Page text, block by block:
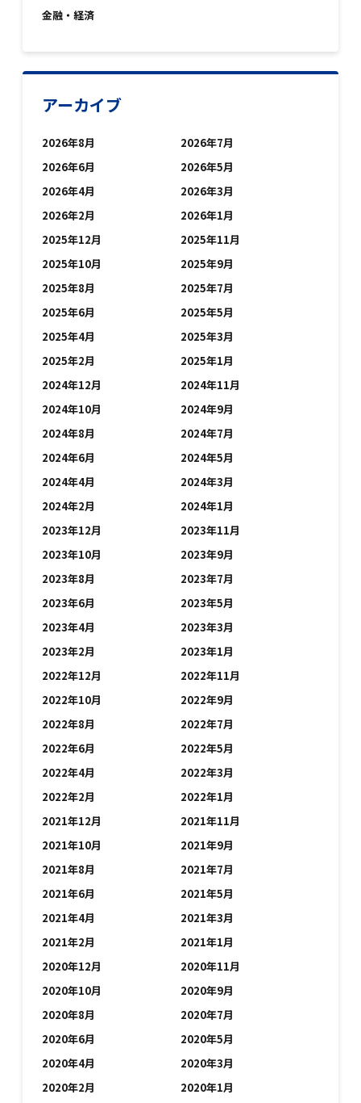
金融・経済
アーカイブ
2026年8月
2026年7月
2026年6月
2026年5月
2026年4月
2026年3月
2026年2月
2026年1月
2025年12月
2025年11月
2025年10月
2025年9月
2025年8月
2025年7月
2025年6月
2025年5月
2025年4月
2025年3月
2025年2月
2025年1月
2024年12月
2024年11月
2024年10月
2024年9月
2024年8月
2024年7月
2024年6月
2024年5月
2024年4月
2024年3月
2024年2月
2024年1月
2023年12月
2023年11月
2023年10月
2023年9月
2023年8月
2023年7月
2023年6月
2023年5月
2023年4月
2023年3月
2023年2月
2023年1月
2022年12月
2022年11月
2022年10月
2022年9月
2022年8月
2022年7月
2022年6月
2022年5月
2022年4月
2022年3月
2022年2月
2022年1月
2021年12月
2021年11月
2021年10月
2021年9月
2021年8月
2021年7月
2021年6月
2021年5月
2021年4月
2021年3月
2021年2月
2021年1月
2020年12月
2020年11月
2020年10月
2020年9月
2020年8月
2020年7月
2020年6月
2020年5月
2020年4月
2020年3月
2020年2月
2020年1月